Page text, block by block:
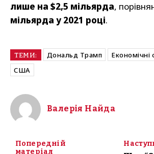
лише на $2,5 мільярда,
мільярда у 2021 році.
ТЕМИ: Дональд Трамп Економічні
США
Валерія Найда
Попередній
матеріал